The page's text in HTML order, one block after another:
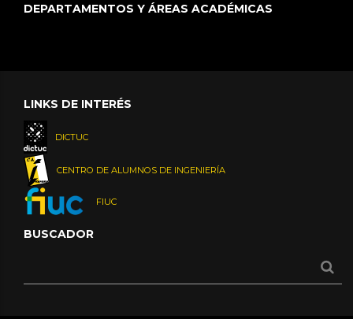
DEPARTAMENTOS Y ÁREAS ACADÉMICAS
LINKS DE INTERÉS
DICTUC
CENTRO DE ALUMNOS DE INGENIERÍA
FIUC
BUSCADOR